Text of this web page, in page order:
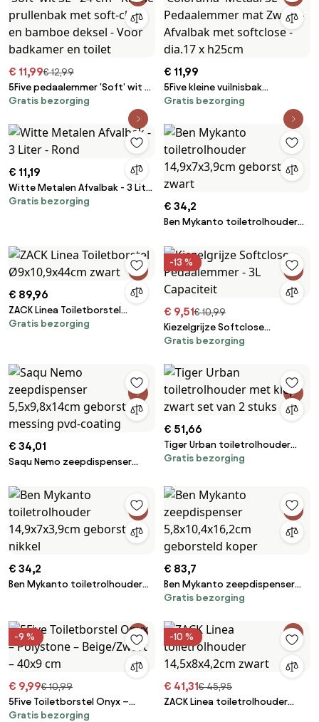
€ 11,99€ 12,99
5Five pedaalemmer 'Soft' wit 3L
- 24 cm - Kleine prullenbak met
soft-close en bamboe deksel -
Voor badkamer en toilet
Gratis bezorging
€ 11,99
5Five kleine vuilnisbak
'Colorama' Metaal 3L -
Pedaalemmer mat Zwart -
Afvalbak met softclose - dia.17
x h25cm
Gratis bezorging
€ 11,19
Witte Metalen Afvalbak - 3 Liter
- Rond
Gratis bezorging € 34,2
Ben Mykanto toiletrolhouder
€ 89,96
ZACK Linea Toiletborstel
Ø9x10,9x44cm zwart
Gratis bezorging
-13 %
€ 9,51€ 10,99
Kiezelgrijze Softclose
Pedaalemmer - 3L Capaciteit
Gratis bezorging
€ 34,01
Saqu Nemo zeepdispenser
messing pvd-coating
€ 51,66
Tiger Urban toiletrolhouder
met klep zwart set van 2 stuks
Gratis bezorging
€ 34,2
Ben Mykanto toiletrolhouder
€ 83,7
Ben Mykanto zeepdispenser
5,8x10,4x16,2cm geborsteld
Gratis bezorging
-9 %
€ 9,99€ 10,99
5Five Toiletborstel Onyx –
Polystone – Beige/Zwart –
Gratis bezorging
-10 %
€ 41,31€ 45,95
ZACK Linea toiletrolhouder